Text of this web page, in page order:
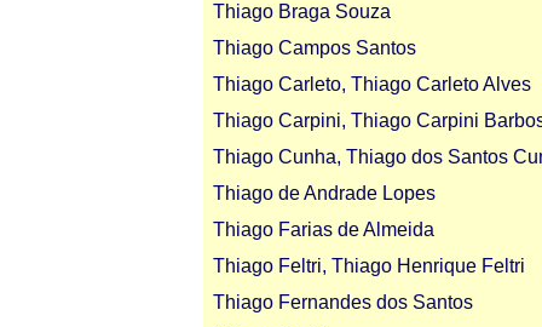
Thiago Braga Souza
Thiago Campos Santos
Thiago Carleto, Thiago Carleto Alves
Thiago Carpini, Thiago Carpini
Thiago Cunha, Thiago dos Santos
Thiago de Andrade Lopes
Thiago Farias de Almeida
Thiago Feltri, Thiago Henrique Feltri
Thiago Fernandes dos Santos